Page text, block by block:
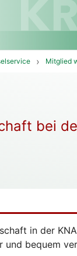
Mitglied
bei
in der
und bequem